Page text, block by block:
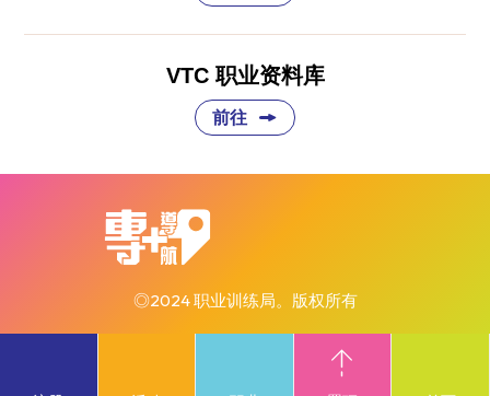
VTC 职业资料库
前往
◎2024 职业训练局。版权所有